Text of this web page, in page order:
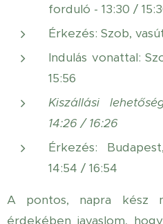
forduló - 13:30 /
Érkezés: Szob,
Indulás vonattal:
15:56
Kiszállási
14:26 / 16:26
Érkezés:
14:54 / 16:54
A pontos, napra kész
érdekében javaslom,